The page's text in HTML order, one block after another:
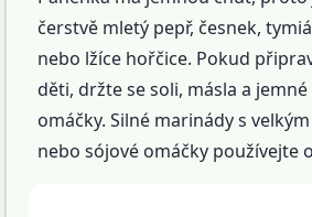
čerstvě mletý pepř, česnek,
nebo lžíce hořčice. Pokud
děti, držte se soli, másla a
omáčky. Silné marinády s
nebo sójové omáčky používejte